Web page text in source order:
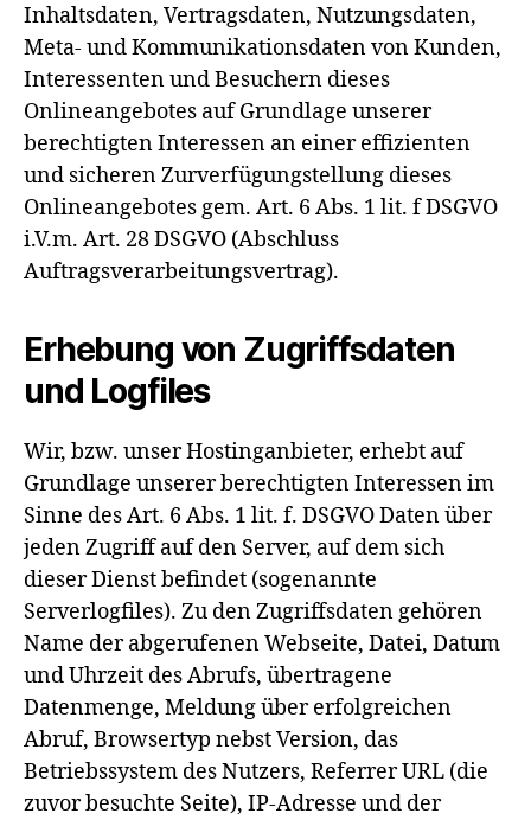
Inhaltsdaten, Vertragsdaten, Nutzungsdaten,
Meta- und Kommunikationsdaten von Kunden,
Interessenten und Besuchern dieses
Onlineangebotes auf Grundlage unserer
berechtigten Interessen an einer effizienten
und sicheren Zurverfügungstellung dieses
Onlineangebotes gem. Art. 6 Abs. 1 lit. f DSGVO
i.V.m. Art. 28 DSGVO (Abschluss
Auftragsverarbeitungsvertrag).
Erhebung von Zugriffsdaten
und Logfiles
Wir, bzw. unser Hostinganbieter, erhebt auf
Grundlage unserer berechtigten Interessen im
Sinne des Art. 6 Abs. 1 lit. f. DSGVO Daten über
jeden Zugriff auf den Server, auf dem sich
dieser Dienst befindet (sogenannte
Serverlogfiles). Zu den Zugriffsdaten gehören
Name der abgerufenen Webseite, Datei, Datum
und Uhrzeit des Abrufs, übertragene
Datenmenge, Meldung über erfolgreichen
Abruf, Browsertyp nebst Version, das
Betriebssystem des Nutzers, Referrer URL (die
zuvor besuchte Seite), IP-Adresse und der